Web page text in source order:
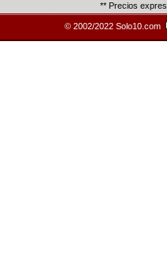
** Precios
© 2002/2022 Solo10.com